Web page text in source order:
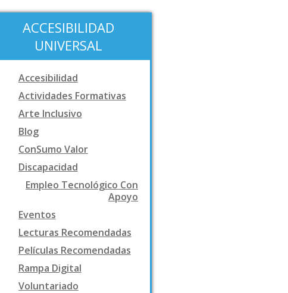
ACCESIBILIDAD
UNIVERSAL
Accesibilidad
Actividades Formativas
Arte Inclusivo
Blog
ConSumo Valor
Discapacidad
Empleo Tecnológico Con
Apoyo
Eventos
Lecturas Recomendadas
Películas Recomendadas
Rampa Digital
Voluntariado